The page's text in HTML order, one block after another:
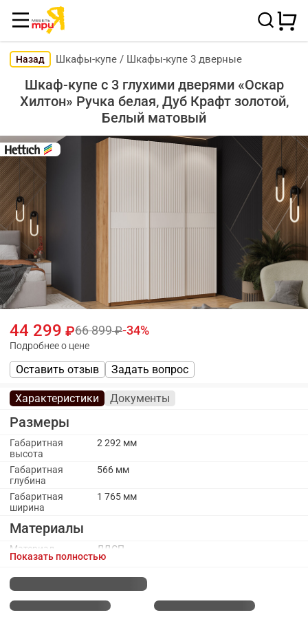
Назад Шкафы-купе / Шкафы-купе 3 дверные
Шкаф-купе с 3 глухими дверями «Оскар
Хилтон» Ручка белая, Дуб Крафт золотой,
Белый матовый
44 299 66 899 34
Подробнее о цене
Оставить отзыв Задать вопрос
Характеристики Документы
Размеры
Габаритная
высота
2 292 мм
Габаритная
глубина
566 мм
Габаритная
ширина
1 765 мм
Материалы
Материал
каркаса
ЛДСП
Материал
фасада
МДФ
Каркас
Показать полностью